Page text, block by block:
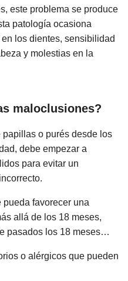
este problema se produce
patología ocasiona
los dientes, sensibilidad
y molestias en la
maloclusiones?
o purés desde los
debe empezar a
para evitar un
favorecer una
allá de los 18 meses,
pasados los 18 meses…
o alérgicos que pueden